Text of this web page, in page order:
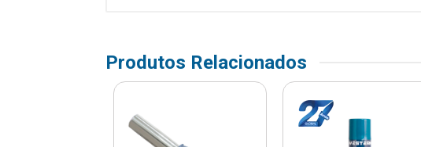
Produtos Relacionados